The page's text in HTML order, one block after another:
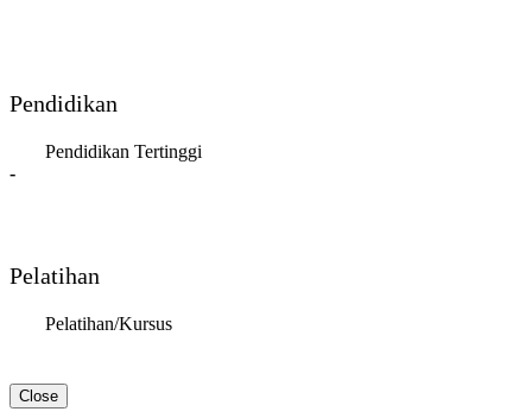
Pendidikan
Pendidikan Tertinggi
-
Pelatihan
Pelatihan/Kursus
Close